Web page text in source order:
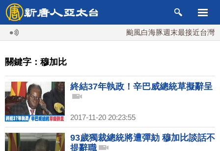
颱風白海豚週末最接近台灣 最
關鍵字：穆加比
終結37年執政！辛巴威總統草擬辭呈
2017-11-20 20:23:55
93歲獨裁總統將遭彈劾 穆加比談話不
提辭職